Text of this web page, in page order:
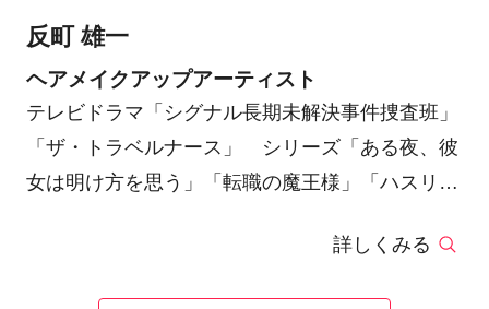
反町 雄一
ヘアメイクアップアーティスト
テレビドラマ「シグナル長期未解決事件捜査班」
「ザ・トラベルナース」 シリーズ「ある夜、彼
女は明け方を思う」「転職の魔王様」「ハスリン
フ」「家族はつらいよ」シリーズ「祈りの幕が下
詳しくみる